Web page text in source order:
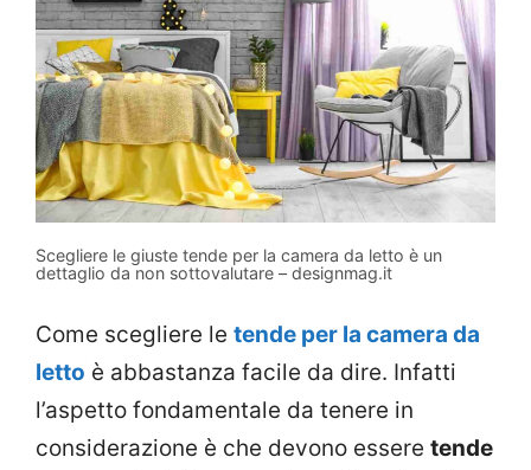
Scegliere le giuste tende per la camera da letto è un
dettaglio da non sottovalutare – designmag.it
Come scegliere le tende per la camera da
letto è abbastanza facile da dire. Infatti
l’aspetto fondamentale da tenere in
considerazione è che devono essere tende